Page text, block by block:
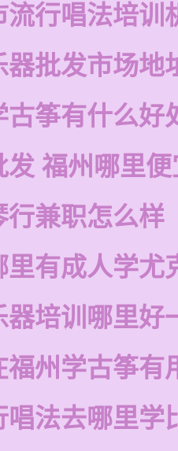
流行唱法培训
器批发市场地
古筝有什么好
发 福州哪里
行兼职怎么样
里有成人学尤
器培训哪里好
福州学古筝有
唱法去哪里学